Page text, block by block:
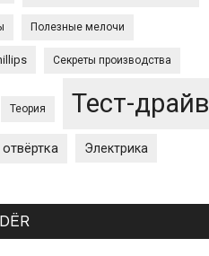
Полезные мелочи
Секреты производства
Теория Тест-драйв
Электрика